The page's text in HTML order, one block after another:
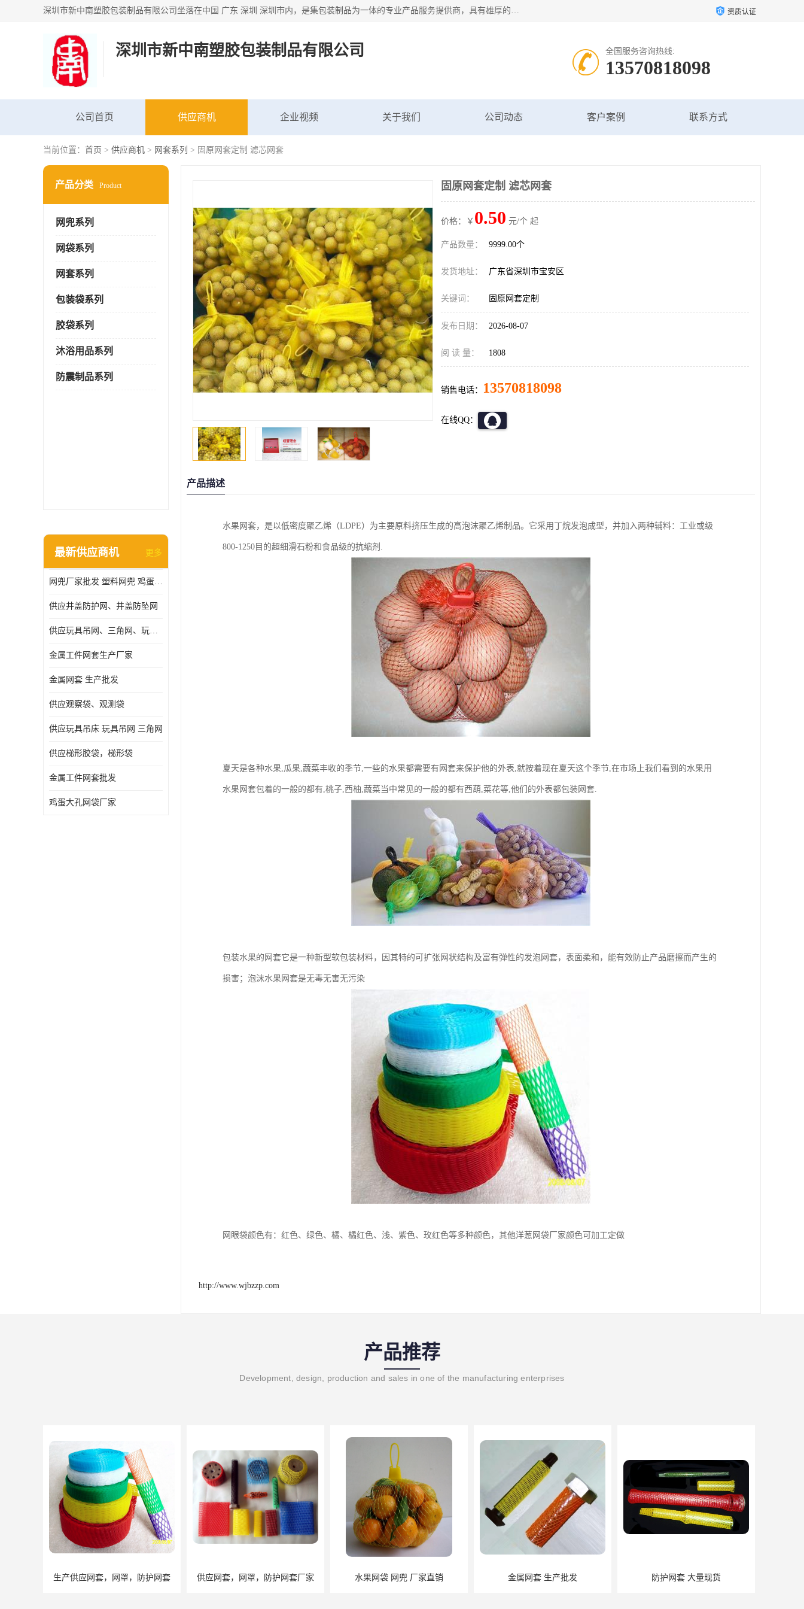
深圳市新中南塑胶包装制品有限公司坐落在中国 广东 深圳 深圳市内，是集包装制品为一体的专业产品服务提供商，具有雄厚的科研实力、技术实力和经济实力。主营网袋、网兜、网眼袋、网格袋、鱼丝网、尼龙网袋、网扣、网套等产品,大量批发,价格实惠。欢迎广大新老客户来电咨询价格、加盟、招商等服务。 资质认证
深圳市新中南塑胶包装制品有限公司 全国服务咨询热线:
13570818098
公司首页 供应商机 企业视频 关于我们 公司动态 客户案例 联系方式
当前位置： 首页 > 供应商机 > 网套系列 > 固原网套定制 滤芯网套
产品分类 Product
网兜系列
网袋系列
网套系列
包装袋系列
胶袋系列
沐浴用品系列
防震制品系列
最新供应商机 更多
网兜厂家批发 塑料网兜 鸡蛋网兜
供应井盖防护网、井盖防坠网
供应玩具吊网、三角网、玩具吊床
金属工件网套生产厂家
金属网套 生产批发
供应观察袋、观测袋
供应玩具吊床 玩具吊网 三角网
供应梯形胶袋，梯形袋
金属工件网套批发
鸡蛋大孔网袋厂家
固原网套定制 滤芯网套
价格：￥ 0.50 元/个 起
产品数量： 9999.00个
发货地址： 广东省深圳市宝安区
关键词： 固原网套定制
发布日期： 2026-08-07
阅 读 量： 1808
销售电话： 13570818098
在线QQ：
产品描述
水果网套，是以低密度聚乙烯（LDPE）为主要原料挤压生成的高泡沫聚乙烯制品。它采用丁烷发泡成型，并加入两种辅料：工业或级
800-1250目的超细滑石粉和食品级的抗缩剂.
夏天是各种水果,瓜果,蔬菜丰收的季节,一些的水果都需要有网套来保护他的外表,就按着现在夏天这个季节,在市场上我们看到的水果用
水果网套包着的一般的都有,桃子,西柚,蔬菜当中常见的一般的都有西葫,菜花等,他们的外表都包装网套.
包装水果的网套它是一种新型软包装材料，因其特的可扩张网状结构及富有弹性的发泡网套，表面柔和，能有效防止产品磨擦而产生的
损害；泡沫水果网套是无毒无害无污染
网眼袋颜色有：红色、绿色、橘、橘红色、浅、紫色、玫红色等多种颜色，其他洋葱网袋厂家颜色可加工定做
http://www.wjbzzp.com
产品推荐
Development, design, production and sales in one of the manufacturing enterprises
生产供应网套，网罩，防护网套 供应网套，网罩，防护网套厂家 水果网袋 网兜 厂家直销 金属网套 生产批发 防护网套 大量现货